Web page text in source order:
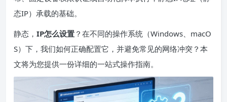
态IP）承载的基础。
静态， IP怎么设置 ？在不同的操作系统（Windows、macO
S）下，我们如何正确配置它，并避免常见的网络冲突？本
文将为您提供一份详细的一站式操作指南。